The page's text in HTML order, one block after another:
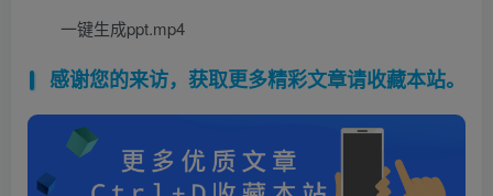
一键生成ppt.mp4
感谢您的来访，获取更多精彩文章请收藏本站。